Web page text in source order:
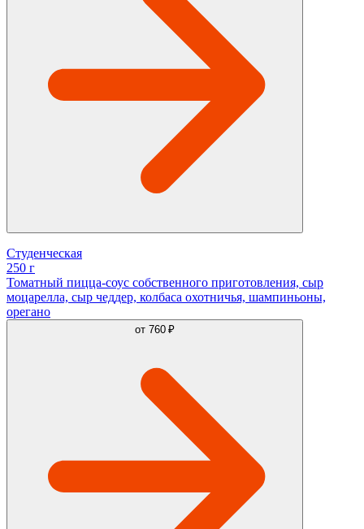
Студенческая
250 г
Томатный пицца-соус собственного приготовления, сыр
моцарелла, сыр чеддер, колбаса охотничья, шампиньоны,
орегано
от 760 ₽